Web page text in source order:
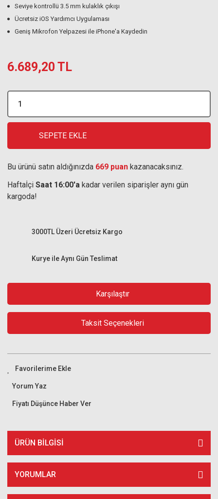
Seviye kontrollü 3.5 mm kulaklık çıkışı
Ücretsiz iOS Yardımcı Uygulaması
Geniş Mikrofon Yelpazesi ile iPhone'a Kaydedin
6.689,20 TL
SEPETE EKLE
Bu ürünü satın aldığınızda 669 puan kazanacaksınız.
Haftaİçi Saat 16:00'a kadar verilen siparişler aynı gün
kargoda!
Kurye ile Aynı Gün Teslimat
3000TL Üzeri Ücretsiz Kargo
Karşılaştır
Taksit Seçenekleri
Yorum Yaz
Fiyatı Düşünce Haber Ver
ÜRÜN BILGISI
YORUMLAR